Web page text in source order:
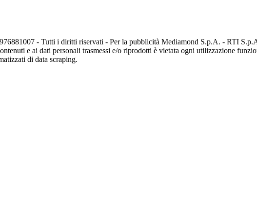
- Tutti i diritti riservati - Per la pubblicità Mediamond S.p.A. - RTI
e ai dati personali trasmessi e/o riprodotti è vietata ogni utilizzazione
di data scraping.